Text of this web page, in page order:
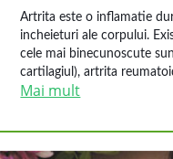
Artrita este o inflamatie
incheieturi ale corpului.
cele mai binecunoscute
cartilagiul), artrita
Mai mult